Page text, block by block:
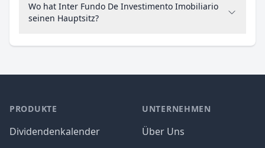
Wo hat Inter Fundo De Investimento Imobiliario
seinen Hauptsitz?
PRODUKTE
Dividendenkalender
UNTERNEHMEN
Über Uns